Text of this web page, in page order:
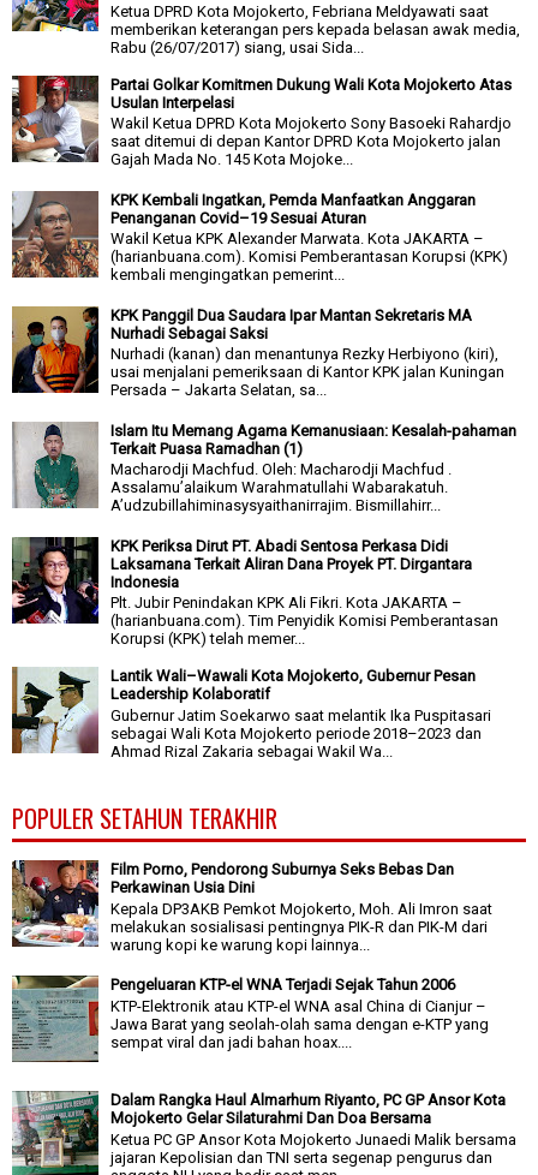
Ketua DPRD Kota Mojokerto, Febriana Meldyawati saat
memberikan keterangan pers kepada belasan awak media,
Rabu (26/07/2017) siang, usai Sida...
Partai Golkar Komitmen Dukung Wali Kota Mojokerto Atas
Usulan Interpelasi
Wakil Ketua DPRD Kota Mojokerto Sony Basoeki Rahardjo
saat ditemui di depan Kantor DPRD Kota Mojokerto jalan
Gajah Mada No. 145 Kota Mojoke...
KPK Kembali Ingatkan, Pemda Manfaatkan Anggaran
Penanganan Covid–19 Sesuai Aturan
Wakil Ketua KPK Alexander Marwata. Kota JAKARTA –
(harianbuana.com). Komisi Pemberantasan Korupsi (KPK)
kembali mengingatkan pemerint...
KPK Panggil Dua Saudara Ipar Mantan Sekretaris MA
Nurhadi Sebagai Saksi
Nurhadi (kanan) dan menantunya Rezky Herbiyono (kiri),
usai menjalani pemeriksaan di Kantor KPK jalan Kuningan
Persada – Jakarta Selatan, sa...
Islam Itu Memang Agama Kemanusiaan: Kesalah-pahaman
Terkait Puasa Ramadhan (1)
Macharodji Machfud. Oleh: Macharodji Machfud .
Assalamu’alaikum Warahmatullahi Wabarakatuh.
A’udzubillahiminasysyaithanirrajim. Bismillahirr...
KPK Periksa Dirut PT. Abadi Sentosa Perkasa Didi
Laksamana Terkait Aliran Dana Proyek PT. Dirgantara
Indonesia
Plt. Jubir Penindakan KPK Ali Fikri. Kota JAKARTA –
(harianbuana.com). Tim Penyidik Komisi Pemberantasan
Korupsi (KPK) telah memer...
Lantik Wali–Wawali Kota Mojokerto, Gubernur Pesan
Leadership Kolaboratif
Gubernur Jatim Soekarwo saat melantik Ika Puspitasari
sebagai Wali Kota Mojokerto periode 2018–2023 dan
Ahmad Rizal Zakaria sebagai Wakil Wa...
POPULER SETAHUN TERAKHIR
Film Porno, Pendorong Suburnya Seks Bebas Dan
Perkawinan Usia Dini
Kepala DP3AKB Pemkot Mojokerto, Moh. Ali Imron saat
melakukan sosialisasi pentingnya PIK-R dan PIK-M dari
warung kopi ke warung kopi lainnya...
Pengeluaran KTP-el WNA Terjadi Sejak Tahun 2006
KTP-Elektronik atau KTP-el WNA asal China di Cianjur –
Jawa Barat yang seolah-olah sama dengan e-KTP yang
sempat viral dan jadi bahan hoax....
Dalam Rangka Haul Almarhum Riyanto, PC GP Ansor Kota
Mojokerto Gelar Silaturahmi Dan Doa Bersama
Ketua PC GP Ansor Kota Mojokerto Junaedi Malik bersama
jajaran Kepolisian dan TNI serta segenap pengurus dan